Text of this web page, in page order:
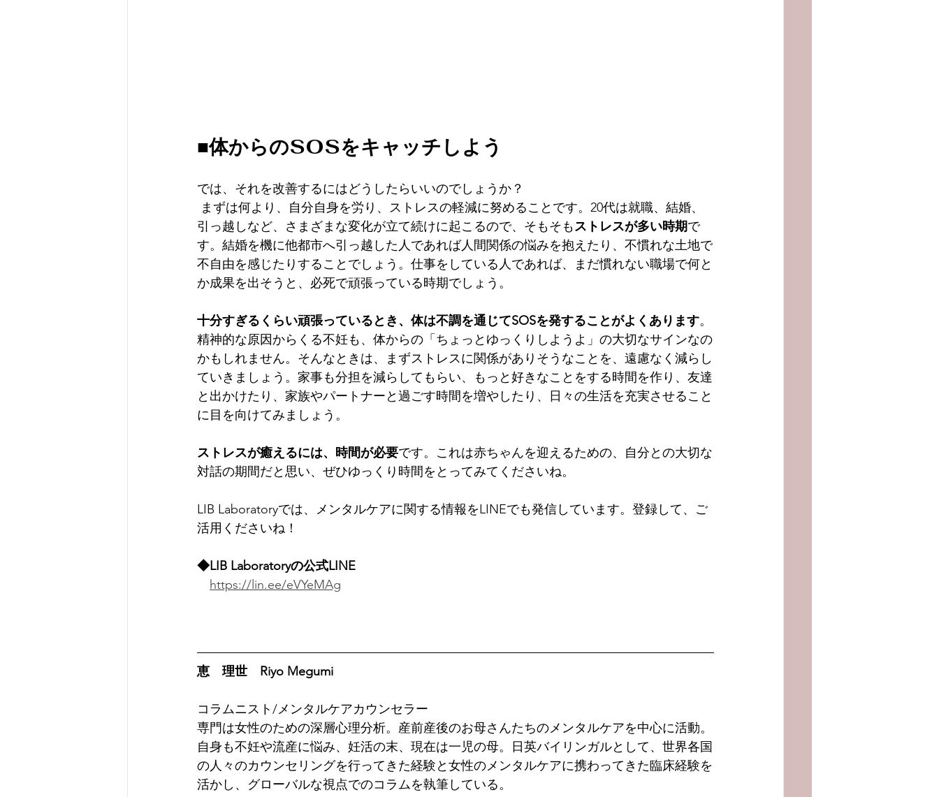
■体からのSOSをキャッチしよう
では、それを改善するにはどうしたらいいのでしょうか？
引っ越しなど、さまざまな変化が立て続けに起こるので、そもそもストレスが多い時期で
す。結婚を機に他都市へ引っ越した人であれば人間関係の悩みを抱えたり、不慣れな土地で
不自由を感じたりすることでしょう。仕事をしている人であれば、まだ慣れない職場で何と
か成果を出そうと、必死で頑張っている時期でしょう。
十分すぎるくらい頑張っているとき、体は不調を通じてSOSを発することがよくあります。
精神的な原因からくる不妊も、体からの「ちょっとゆっくりしようよ」の大切なサインなの
かもしれません。そんなときは、まずストレスに関係がありそうなことを、遠慮なく減らし
ていきましょう。家事も分担を減らしてもらい、もっと好きなことをする時間を作り、友達
と出かけたり、家族やパートナーと過ごす時間を増やしたり、日々の生活を充実させること
に目を向けてみましょう。
ストレスが癒えるには、時間が必要です。これは赤ちゃんを迎えるための、自分との大切な
対話の期間だと思い、ぜひゆっくり時間をとってみてくださいね。
LIB Laboratoryでは、メンタルケアに関する情報をLINEでも発信しています。登録して、ご
活用くださいね！
◆LIB Laboratoryの公式LINE
https://lin.ee/eVYeMAg
恵　理世　Riyo Megumi
コラムニスト/メンタルケアカウンセラー
専門は女性のための深層心理分析。産前産後のお母さんたちのメンタルケアを中心に活動。
自身も不妊や流産に悩み、妊活の末、現在は一児の母。日英バイリンガルとして、世界各国
の人々のカウンセリングを行ってきた経験と女性のメンタルケアに携わってきた臨床経験を
活かし、グローバルな視点でのコラムを執筆している。